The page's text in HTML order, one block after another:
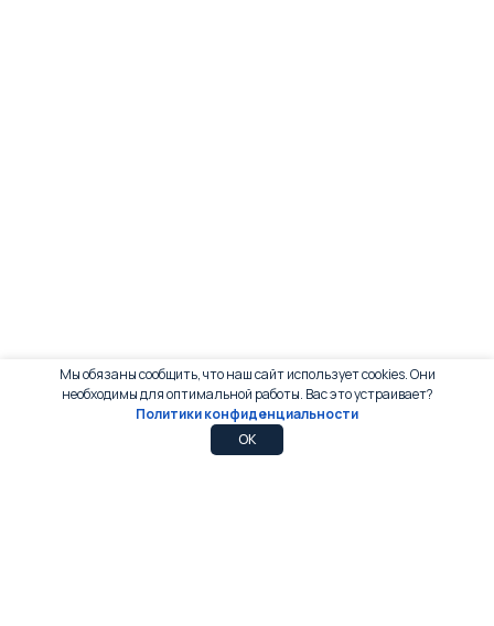
Мы обязаны сообщить, что наш сайт использует cookies. Они
необходимы для оптимальной работы. Вас это устраивает?
Политики конфиденциальности
OK